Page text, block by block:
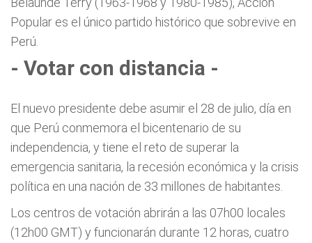
Popular es el único partido histórico que sobrevive en
Perú.
- Votar con distancia -
El nuevo presidente debe asumir el 28 de julio, día en
que Perú conmemora el bicentenario de su
independencia, y tiene el reto de superar la
emergencia sanitaria, la recesión económica y la crisis
política en una nación de 33 millones de habitantes.
Los centros de votación abrirán a las 07h00 locales
(12h00 GMT) y funcionarán durante 12 horas, cuatro